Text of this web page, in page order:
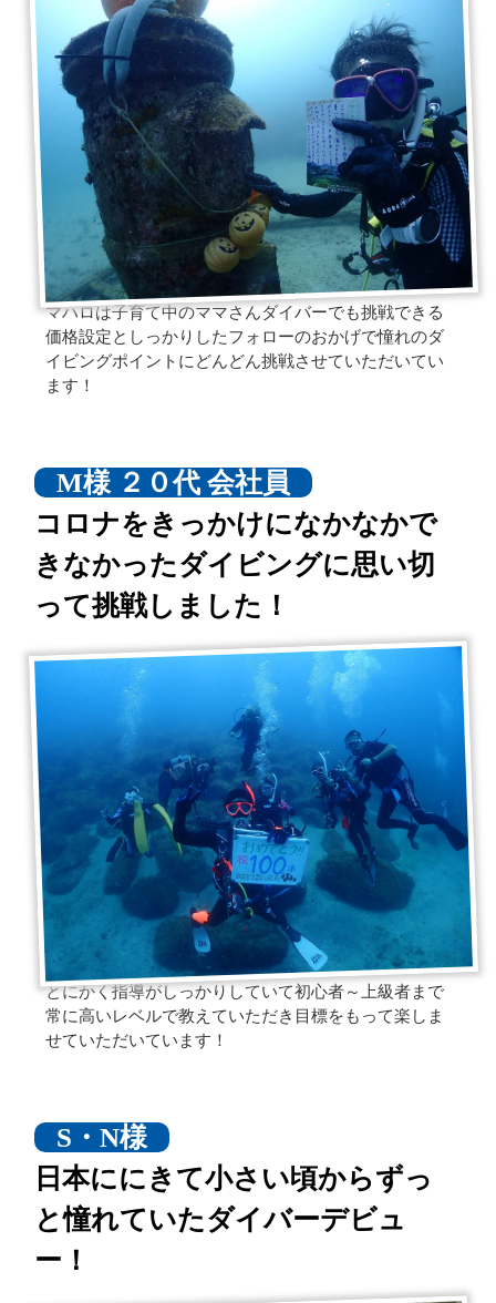
マハロは子育て中のママさんダイバーでも挑戦できる
価格設定としっかりしたフォローのおかげで憧れのダ
イビングポイントにどんどん挑戦させていただいてい
ます！
M様 ２０代 会社員
コロナをきっかけになかなかで
きなかったダイビングに思い切
って挑戦しました！
とにかく指導がしっかりしていて初心者～上級者まで
常に高いレベルで教えていただき目標をもって楽しま
せていただいています！
S・N様
日本ににきて小さい頃からずっ
と憧れていたダイバーデビュ
ー！